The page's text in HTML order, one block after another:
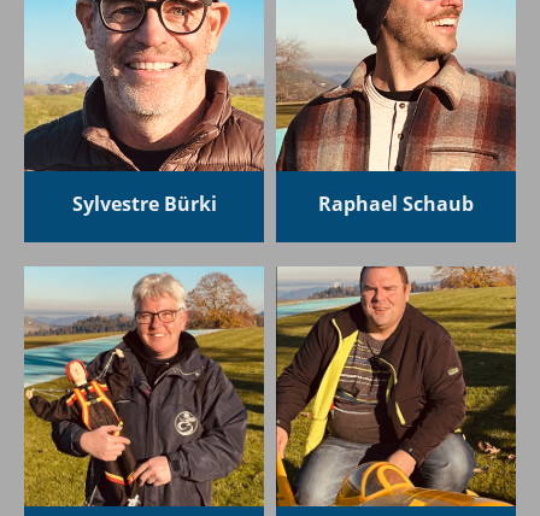
Sylvestre Bürki Raphael Schaub